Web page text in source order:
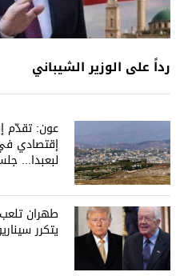
رداً على الوزير الشيباني
عون: تقدّم
إقتصادي
لبعبدا...
طهران
يتكرر